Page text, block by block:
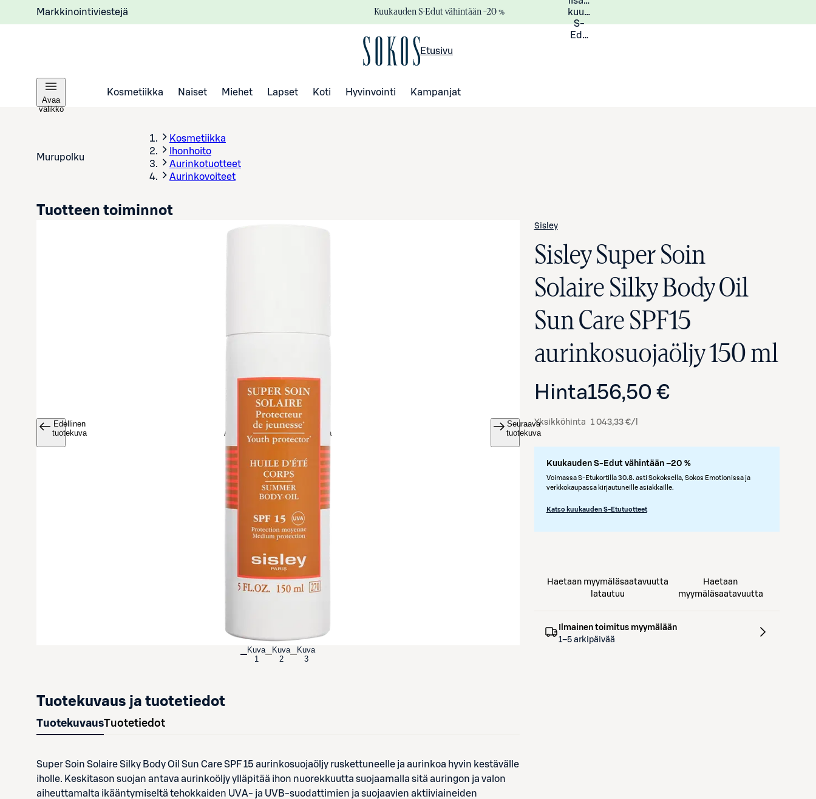
Markkinointiviestejä Kuukauden S-Edut vähintään –20 %
kuukauden
S-
Eduista
Etusivu
Avaa
valikko
Kosmetiikka Naiset Miehet Lapset Koti Hyvinvointi Kampanjat
Murupolku
Kosmetiikka
Ihonhoito
Aurinkotuotteet
Aurinkovoiteet
Avaa tuotekuva suurennettuna
Edellinen
tuotekuva
Seuraava
tuotekuva
Kuva
1
Kuva
2
Kuva
3
Sisley
Sisley Super Soin
Solaire Silky Body Oil
Sun Care SPF15
aurinkosuojaöljy 150 ml
Hinta156,50 €
Yksikköhinta 1 043,33 €/l
Kuukauden S-Edut vähintään –20 %
Voimassa S-Etukortilla 30.8. asti Sokoksella, Sokos Emotionissa ja
verkkokaupassa kirjautuneille asiakkaille.
Katso kuukauden S-Etutuotteet
Tuotteen toiminnot
Haetaan myymäläsaatavuutta
latautuu
Haetaan
myymäläsaatavuutta
Ilmainen toimitus myymälään
1–5 arkipäivää
Tuotekuvaus ja tuotetiedot
TuotekuvausTuotetiedot
Super Soin Solaire Silky Body Oil Sun Care SPF 15 aurinkosuojaöljy ruskettuneelle ja aurinkoa hyvin kestävälle
iholle. Keskitason suojan antava aurinkoöljy ylläpitää ihon nuorekkuutta suojaamalla sitä auringon ja valon
aiheuttamalta ikääntymiseltä tehokkaiden UVA- ja UVB-suodattimien ja suojaavien aktiiviaineiden